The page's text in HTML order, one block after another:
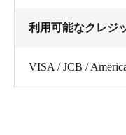
利用可能なクレジ
VISA / JCB /